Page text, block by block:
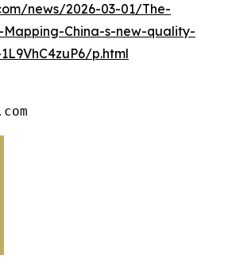
news/2026-03-01/The-
China-s-new-quality-
p.html